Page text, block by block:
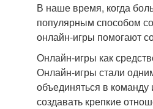
В наше время, когда
популярным способом
онлайн-игры помогают
Онлайн-игры как
Онлайн-игры стали
объединяться в
создавать крепкие